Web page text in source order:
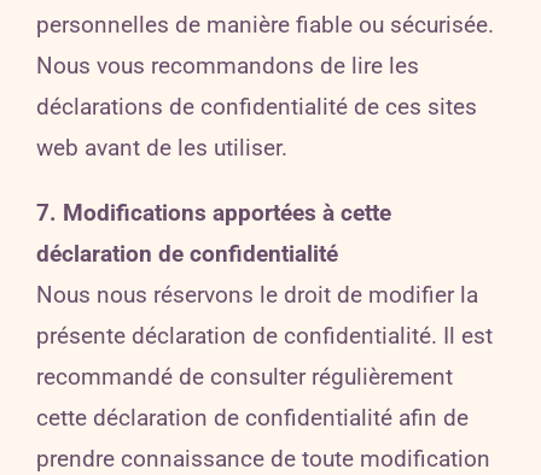
personnelles de manière fiable ou sécurisée.
Nous vous recommandons de lire les
déclarations de confidentialité de ces sites
web avant de les utiliser.
7. Modifications apportées à cette
déclaration de confidentialité
Nous nous réservons le droit de modifier la
présente déclaration de confidentialité. Il est
recommandé de consulter régulièrement
cette déclaration de confidentialité afin de
prendre connaissance de toute modification